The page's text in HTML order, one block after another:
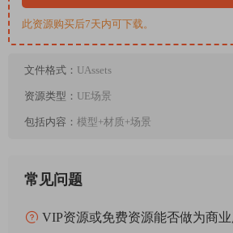
此资源购买后7天内可下载。
文件格式： UAssets
资源类型： UE场景
包括内容： 模型+材质+场景
常见问题
VIP资源或免费资源能否做为商业